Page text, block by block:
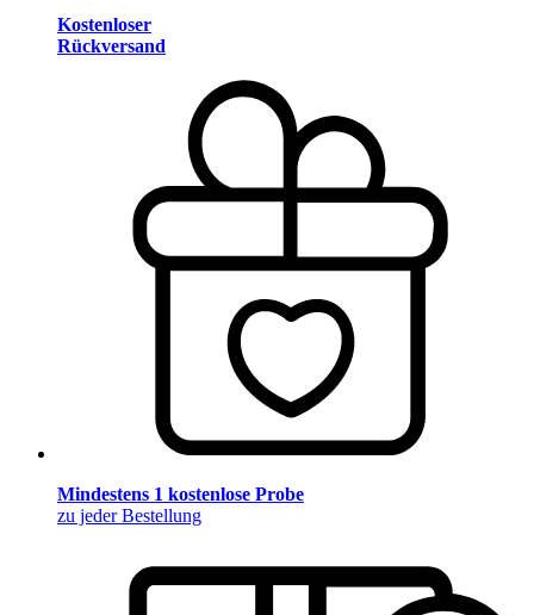
Kostenloser
Rückversand
Mindestens 1 kostenlose Probe
zu jeder Bestellung